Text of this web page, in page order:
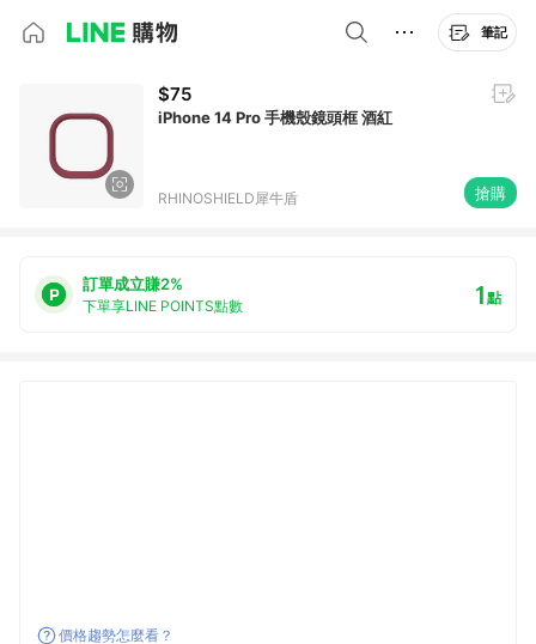
筆記
$75
iPhone 14 Pro 手機殼鏡頭框 酒紅
RHINOSHIELD犀牛盾 搶購
訂單成立賺2%
下單享LINE POINTS點數 1點
價格趨勢怎麼看？